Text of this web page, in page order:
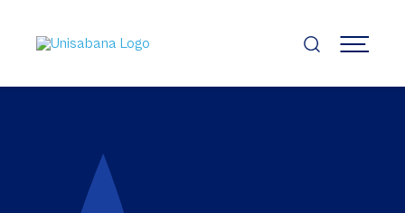
contenido
principal
MENÚ